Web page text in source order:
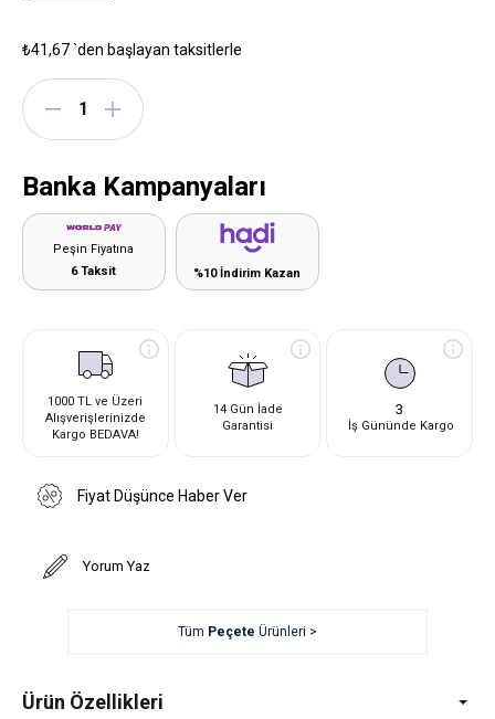
₺41,67`den başlayan taksitlerle
Banka Kampanyaları
Peşin Fiyatına
6 Taksit
%10 İndirim Kazan
1000 TL ve Üzeri
Alışverişlerinizde
Kargo BEDAVA!
14 Gün İade
Garantisi
3
İş Gününde Kargo
Fiyat Düşünce Haber Ver
Yorum Yaz
Tüm Peçete Ürünleri >
Ürün Özellikleri